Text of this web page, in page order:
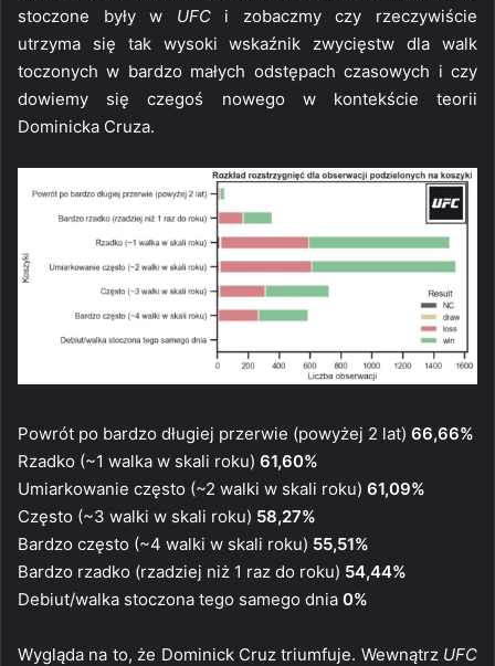
stoczone były w UFCi zobaczmy czy rzeczywiście
utrzyma się tak wysoki wskaźnik zwycięstw dla walk
toczonych w bardzo małych odstępach czasowych i czy
dowiemy się czegoś nowego w kontekście teorii
Dominicka Cruza.
Powrót po bardzo długiej przerwie (powyżej 2 lat) 66,66%
Rzadko (~1 walka w skali roku) 61,60%
Umiarkowanie często (~2 walki w skali roku) 61,09%
Często (~3 walki w skali roku) 58,27%
Bardzo często (~4 walki w skali roku) 55,51%
Bardzo rzadko (rzadziej niż 1 raz do roku) 54,44%
Debiut/walka stoczona tego samego dnia 0%
Wygląda na to, że Dominick Cruz triumfuje. Wewnątrz UFC